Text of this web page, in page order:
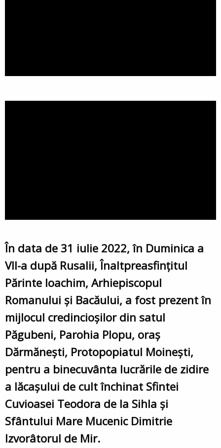
În data de 31 iulie 2022, în Duminica a
VII-a după Rusalii, Înaltpreasfințitul
Părinte Ioachim, Arhiepiscopul
Romanului și Bacăului, a fost prezent în
mijlocul credincioșilor din satul
Păgubeni, Parohia Plopu, oraș
Dărmănești, Protopopiatul Moinești,
pentru a binecuvânta lucrările de zidire
a lăcașului de cult închinat Sfintei
Cuvioasei Teodora de la Sihla și
Sfântului Mare Mucenic Dimitrie
Izvorâtorul de Mir.